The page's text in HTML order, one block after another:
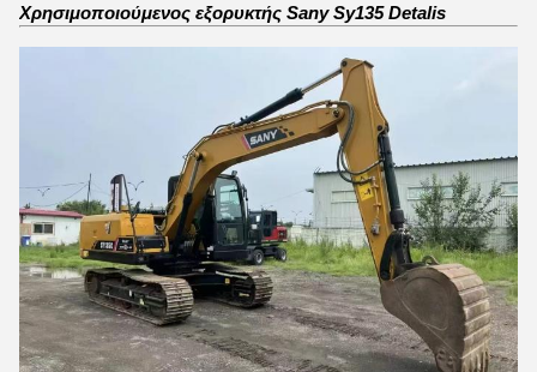
Χρησιμοποιούμενος εξορυκτής Sany Sy135 Detalis